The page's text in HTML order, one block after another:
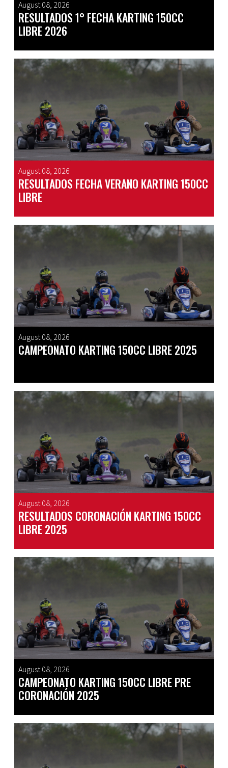
August 08, 2026
RESULTADOS 1° FECHA KARTING 150CC
LIBRE 2026
August 08, 2026
RESULTADOS FECHA VERANO KARTING 150CC
LIBRE
August 08, 2026
CAMPEONATO KARTING 150CC LIBRE 2025
August 08, 2026
RESULTADOS CORONACIÓN KARTING 150CC
LIBRE 2025
August 08, 2026
CAMPEONATO KARTING 150CC LIBRE PRE
CORONACIÓN 2025